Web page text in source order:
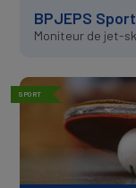
BPJEPS
Moniteur de jet-
SPORT